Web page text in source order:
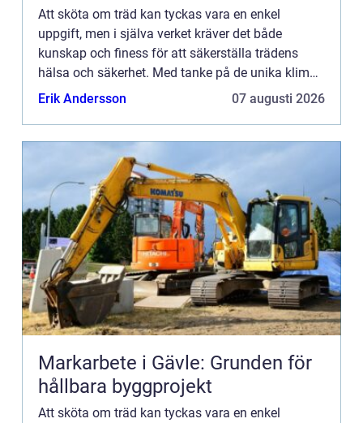
Att sköta om träd kan tyckas vara en enkel
uppgift, men i själva verket kräver det både
kunskap och finess för att säkerställa trädens
hälsa och säkerhet. Med tanke på de unika klimat-
och...
Erik Andersson 07 augusti 2026
Markarbete i Gävle: Grunden för
hållbara byggprojekt
Att sköta om träd kan tyckas vara en enkel